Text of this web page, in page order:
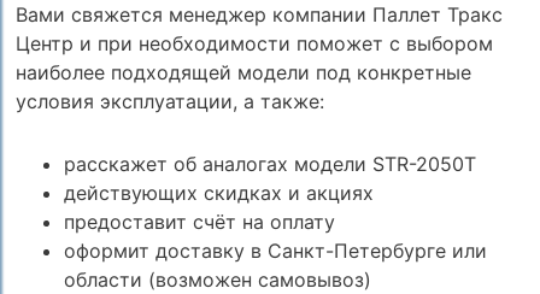
Вами свяжется менеджер компании Паллет Тракс
Центр и при необходимости поможет с выбором
наиболее подходящей модели под конкретные
условия эксплуатации, а также:
расскажет об аналогах модели STR-2050T
действующих скидках и акциях
предоставит счёт на оплату
оформит доставку в Санкт-Петербурге или
области (возможен самовывоз)